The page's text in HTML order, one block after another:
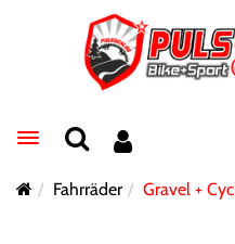
Toggle navigation
Fahrräder Gravel +